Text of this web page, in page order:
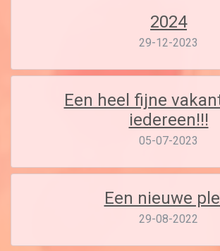
2024
29-12-2023
Een heel fijne
iedereen!!!
05-07-2023
Een nieuwe
29-08-2022